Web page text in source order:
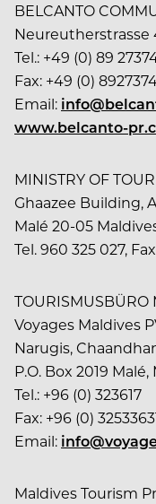
BELCANTO
Neureutherstrasse
Tel.: +49 (0) 89
Fax: +49 (0)
Email:
www.belcanto-
MINISTRY OF
Ghaazee Building,
Malé 20-05
Tel. 960 325 027,
TOURISMUSBÜRO
Voyages Maldives
Narugis,
P.O. Box 2019
Tel.: +96 (0) 323617
Fax: +96 (0)
Email:
Maldives Tourism